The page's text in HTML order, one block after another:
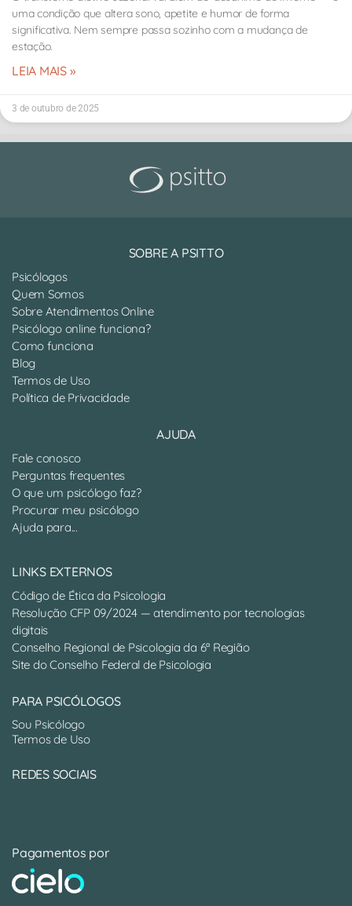
uma condição que altera sono, apetite e humor de forma
significativa. Nem sempre passa sozinho com a mudança de
estação.
LEIA MAIS »
3 de outubro de 2025
SOBRE A PSITTO
Psicólogos
Quem Somos
Sobre Atendimentos Online
Psicólogo online funciona?
Como funciona
Blog
Termos de Uso
Política de Privacidade
AJUDA
Fale conosco
Perguntas frequentes
O que um psicólogo faz?
Procurar meu psicólogo
Ajuda para...
LINKS EXTERNOS
Código de Ética da Psicologia
Resolução CFP 09/2024 — atendimento por tecnologias
digitais
Conselho Regional de Psicologia da 6ª Região
Site do Conselho Federal de Psicologia
PARA PSICÓLOGOS
Sou Psicólogo
Termos de Uso
REDES SOCIAIS
Pagamentos por